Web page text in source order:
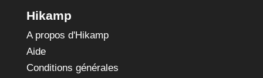
Hikamp
A propos d'Hikamp
Aide
Conditions générales